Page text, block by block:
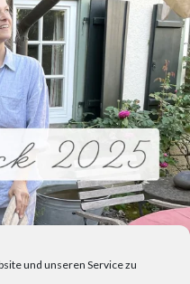
und unseren Service zu